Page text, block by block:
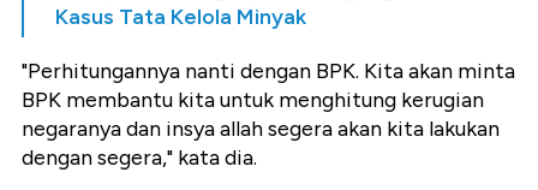
Kasus Tata Kelola Minyak
"Perhitungannya nanti dengan BPK. Kita akan minta
BPK membantu kita untuk menghitung kerugian
negaranya dan insya allah segera akan kita lakukan
dengan segera," kata dia.